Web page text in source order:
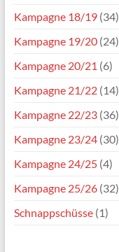
Kampagne 18/19(34)
Kampagne 19/20(24)
Kampagne 20/21 (6)
Kampagne 21/22(14)
Kampagne 22/23(36)
Kampagne 23/24(30)
Kampagne 24/25(4)
Kampagne 25/26(32)
Schnappschüsse(1)